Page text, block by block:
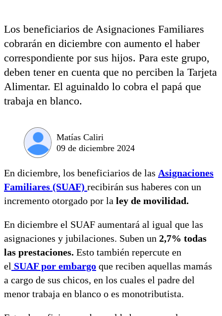
Los beneficiarios de Asignaciones Familiares
cobrarán en diciembre con aumento el haber
correspondiente por sus hijos. Para este grupo,
deben tener en cuenta que no perciben la Tarjeta
Alimentar. El aguinaldo lo cobra el papá que
trabaja en blanco.
Matías Caliri
09 de diciembre 2024
En diciembre, los beneficiarios de las Asignaciones
Familiares (SUAF) recibirán sus haberes con un
incremento otorgado por la ley de movilidad.
En diciembre el SUAF aumentará al igual que las
asignaciones y jubilaciones. Suben un 2,7% todas
las prestaciones. Esto también repercute en
el SUAF por embargo que reciben aquellas mamás
a cargo de sus chicos, en los cuales el padre del
menor trabaja en blanco o es monotributista.